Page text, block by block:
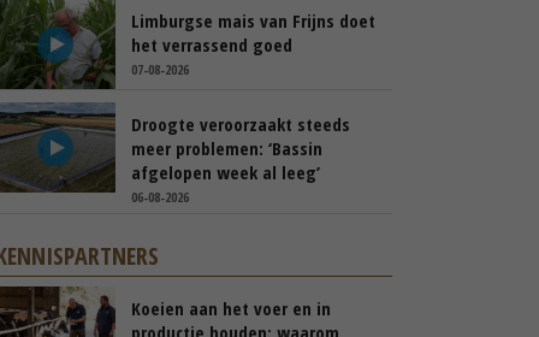
Limburgse mais van Frijns doet
het verrassend goed
07-08-2026
Droogte veroorzaakt steeds
meer problemen: ‘Bassin
afgelopen week al leeg’
06-08-2026
Koeien aan het voer en in
productie houden: waarom